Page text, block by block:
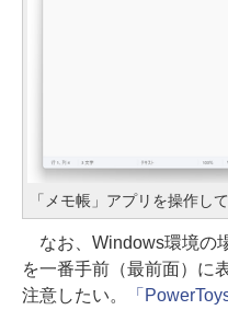
「メモ帳」アプリを操作し
なお、Windows環境の
を一番手前（最前面）に
注意したい。
「